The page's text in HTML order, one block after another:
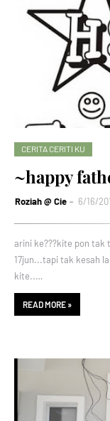
CERITA CERITI KU
~happy
Roziah @ Cie 6/16/
arini ke???kite pon tak
17jun...tapi tak kesah
kite..…
READ MORE »